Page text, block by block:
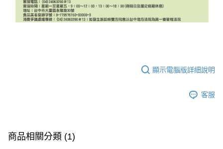
顯示電腦版詳細說明
客服
商品相關分類 (1)